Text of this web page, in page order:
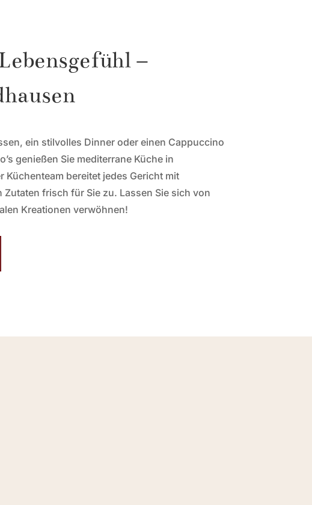
–
ein stilvolles Dinner oder einen Cappuccino
genießen Sie mediterrane Küche in
bereitet jedes Gericht mit
frisch für Sie zu. Lassen Sie sich von
Kreationen verwöhnen!